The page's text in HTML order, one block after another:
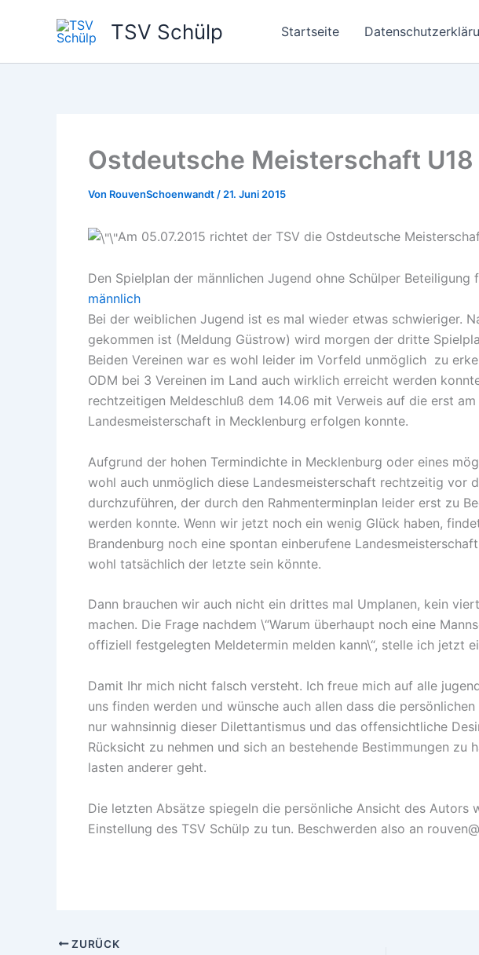
TSV Schülp Startseite
Ostdeutsche Meisterschaft U18
Von RouvenSchoenwandt / 21. Juni 2015
Am 05.07.2015 richtet der TSV die Ostdeutsche
Den Spielplan der männlichen Jugend ohne Schülper Beteiligung
männlich
Bei der weiblichen Jugend ist es mal wieder etwas schwieriger.
gekommen ist (Meldung Güstrow) wird morgen der dritte
Beiden Vereinen war es wohl leider im Vorfeld unmöglich zu
ODM bei 3 Vereinen im Land auch wirklich erreicht werden
rechtzeitigen Meldeschluß dem 14.06 mit Verweis auf die erst
Landesmeisterschaft in Mecklenburg erfolgen konnte.
Aufgrund der hohen Termindichte in Mecklenburg oder eines
wohl auch unmöglich diese Landesmeisterschaft rechtzeitig vor
durchzuführen, der durch den Rahmenterminplan leider erst zu
werden konnte. Wenn wir jetzt noch ein wenig Glück haben,
Brandenburg noch eine spontan einberufene
wohl tatsächlich der letzte sein könnte.
Dann brauchen wir auch nicht ein drittes mal Umplanen, kein
machen. Die Frage nachdem \“Warum überhaupt noch eine
offiziell festgelegten Meldetermin melden kann\“, stelle ich jetzt
Damit Ihr mich nicht falsch versteht. Ich freue mich auf alle
uns finden werden und wünsche auch allen dass die
nur wahnsinnig dieser Dilettantismus und das offensichtliche
Rücksicht zu nehmen und sich an bestehende Bestimmungen zu
lasten anderer geht.
Die letzten Absätze spiegeln die persönliche Ansicht des Autors
Einstellung des TSV Schülp zu tun. Beschwerden also an
ZURÜCK